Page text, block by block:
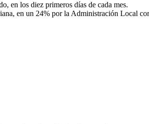
en los diez primeros días de cada mes.
en un 24% por la Administración Local